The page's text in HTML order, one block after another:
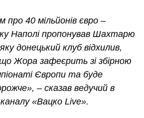
про 40 мільйонів євро –
Наполі пропонував Шахтарю
донецький клуб відхилив,
Жора зафеєрить зі збірною
Європи та буде
– сказав ведучий в
«Вацко Live».